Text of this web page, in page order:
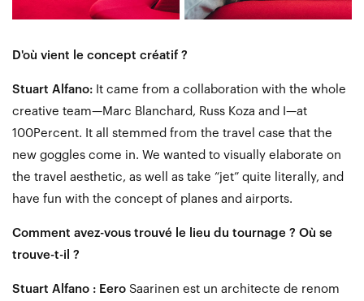
D'où vient le concept créatif ?
Stuart Alfano: It came from a collaboration with the whole
creative team—Marc Blanchard, Russ Koza and I—at
100Percent. It all stemmed from the travel case that the
new goggles come in. We wanted to visually elaborate on
the travel aesthetic, as well as take “jet” quite literally, and
have fun with the concept of planes and airports.
Comment avez-vous trouvé le lieu du tournage ? Où se
trouve-t-il ?
Stuart Alfano : Eero Saarinen est un architecte de renom